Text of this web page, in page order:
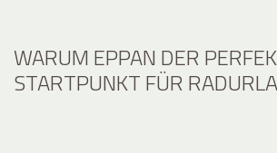
WARUM EPPAN DER
STARTPUNKT FÜR